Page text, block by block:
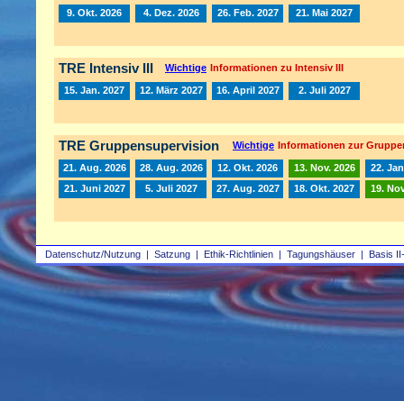
Datenschutz/Nutzung | Satzung | Ethik-Richtlinien | Tagungshäuser | Basis
9. Okt. 2026 4. Dez. 2026 26. Feb. 2027 21. Mai 2027
TRE Intensiv III Wichtige Informationen zu Intensiv III
15. Jan. 2027 12. März 2027 16. April 2027 2. Juli 2027
TRE Gruppensupervision Wichtige Informationen zur
21. Aug. 2026 28. Aug. 2026 12. Okt. 2026 13. Nov. 2026
22.
21. Juni 2027
5. Juli 2027 27. Aug. 2027 18. Okt. 2027 19.